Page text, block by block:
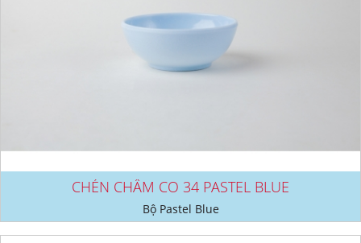
CHÉN CHẤM CO 34 PASTEL BLUE
Bộ Pastel Blue